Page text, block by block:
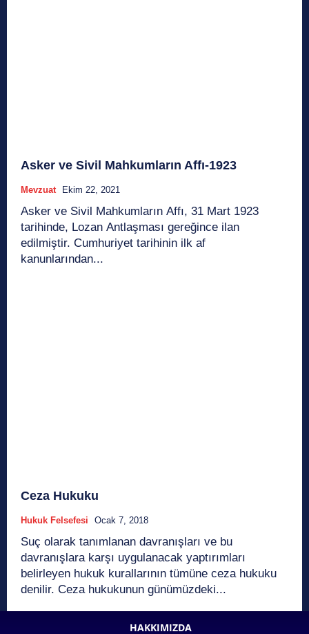
Asker ve Sivil Mahkumların Affı-1923
Mevzuat Ekim 22, 2021
Asker ve Sivil Mahkumların Affı, 31 Mart 1923
tarihinde, Lozan Antlaşması gereğince ilan
edilmiştir. Cumhuriyet tarihinin ilk af
kanunlarından...
Ceza Hukuku
Hukuk Felsefesi Ocak 7, 2018
Suç olarak tanımlanan davranışları ve bu
davranışlara karşı uygulanacak yaptırımları
belirleyen hukuk kurallarının tümüne ceza hukuku
denilir. Ceza hukukunun günümüzdeki...
HAKKIMIZDA